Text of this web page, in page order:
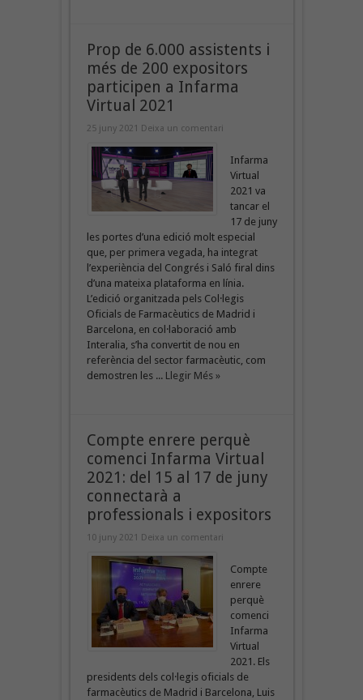
Prop de 6.000 assistents i
més de 200 expositors
participen a Infarma
Virtual 2021
25 juny 2021 Deixa un comentari
Infarma
Virtual
2021 va
tancar el
17 de juny
les portes d’una edició molt especial
que, per primera vegada, ha integrat
l’experiència del Congrés i Saló firal dins
d’una mateixa plataforma en línia.
L’edició organitzada pels Col·legis
Oficials de Farmacèutics de Madrid i
Barcelona, en col·laboració amb
Interalia, s’ha convertit de nou en
referència del sector farmacèutic, com
demostren les ... Llegir Més »
Compte enrere perquè
comenci Infarma Virtual
2021: del 15 al 17 de juny
connectarà a
professionals i expositors
10 juny 2021 Deixa un comentari
Compte
enrere
perquè
comenci
Infarma
Virtual
2021. Els
presidents dels col·legis oficials de
farmacèutics de Madrid i Barcelona, Luis